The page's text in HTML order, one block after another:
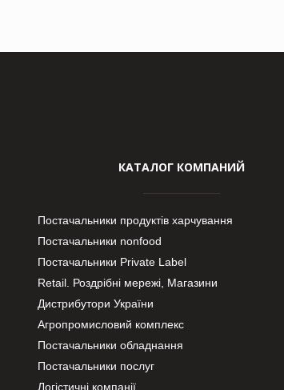
КАТАЛОГ КОМПАНИЙ
Постачальники продуктів харчування
Постачальники nonfood
Постачальники Private Label
Retail. Роздрібні мережі, Магазини
Дистрибутори України
Агропромисловий комплекс
Постачальники обладнання
Постачальники послуг
Логістичні компанії